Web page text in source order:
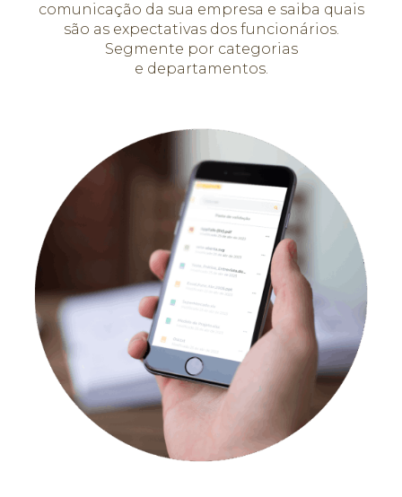
comunicação da sua empresa e saiba quais
são as expectativas dos funcionários.
Segmente por categorias
e departamentos.